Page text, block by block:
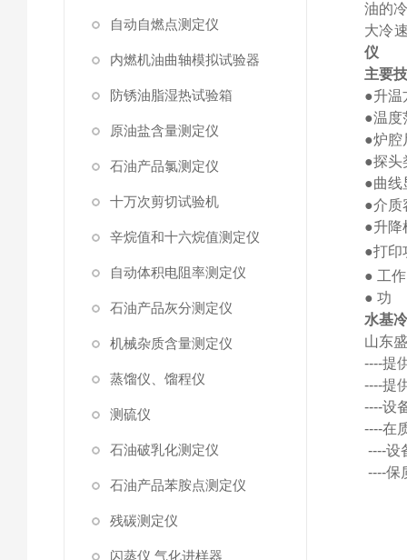
自动自燃点测定仪
内燃机油曲轴模拟试验器
防锈油脂湿热试验箱
原油盐含量测定仪
石油产品氯测定仪
十万次剪切试验机
辛烷值和十六烷值测定仪
自动体积电阻率测定仪
石油产品灰分测定仪
机械杂质含量测定仪
蒸馏仪、馏程仪
测硫仪
石油破乳化测定仪
石油产品苯胺点测定仪
残碳测定仪
闪蒸仪 气化进样器
油的
大冷
仪
主要
●升温
●温度
●炉腔
●探头
●曲线
●介质
●升降
●打印
● 工
●功
水基
山东
----提
----提
----设
----在
----设
----保